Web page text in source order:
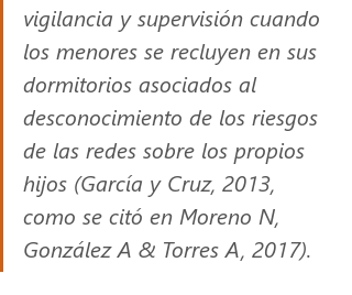
vigilancia y supervisión cuando
los menores se recluyen en sus
dormitorios asociados al
desconocimiento de los riesgos
de las redes sobre los propios
hijos (García y Cruz, 2013,
como se citó en Moreno N,
González A & Torres A, 2017).